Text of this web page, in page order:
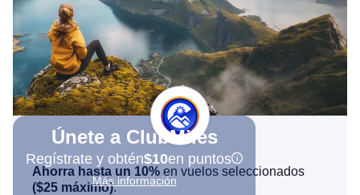
Únete a ClubMiles
Regístrate y obtén$10en puntos
Más información
Ahorra hasta un 10% en vuelos seleccionados
($25 máximo).